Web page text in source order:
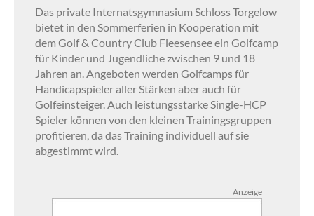
Das private Internatsgymnasium Schloss Torgelow
bietet in den Sommerferien in Kooperation mit
dem Golf & Country Club Fleesensee ein Golfcamp
für Kinder und Jugendliche zwischen 9 und 18
Jahren an. Angeboten werden Golfcamps für
Handicapspieler aller Stärken aber auch für
Golfeinsteiger. Auch leistungsstarke Single-HCP
Spieler können von den kleinen Trainingsgruppen
profitieren, da das Training individuell auf sie
abgestimmt wird.
Anzeige